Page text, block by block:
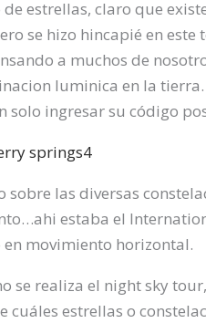
estrellas, claro que
se hizo hincapié en este
a muchos de
luminica en la
solo ingresar su código
las diversas
estaba el
movimiento horizontal.
se realiza el night sky
estrellas o